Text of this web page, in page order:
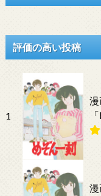
評価の高い投稿
1
漫